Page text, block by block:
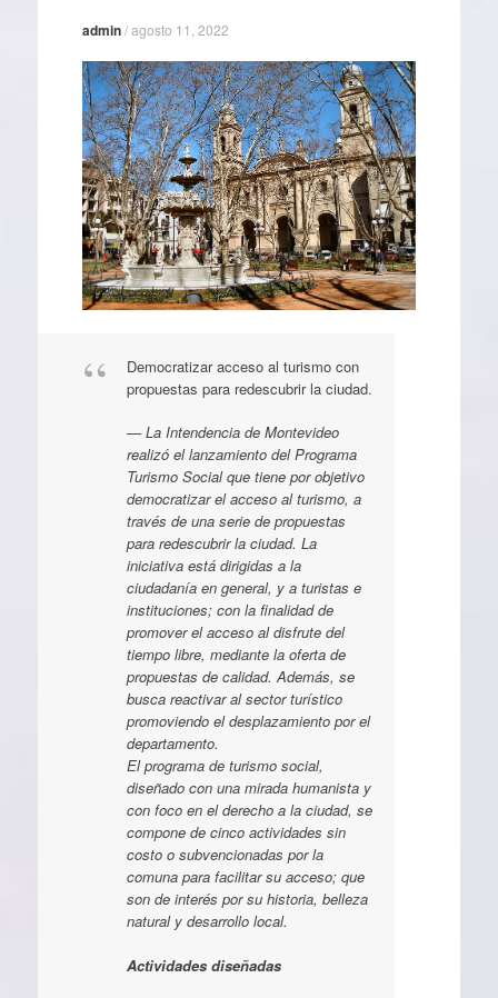
admin/agosto 11, 2022
Democratizar acceso al turismo con
propuestas para redescubrir la ciudad.
La Intendencia de Montevideo
realizó el lanzamiento del Programa
Turismo Social que tiene por objetivo
democratizar el acceso al turismo, a
través de una serie de propuestas
para redescubrir la ciudad. La
iniciativa está dirigidas a la
ciudadanía en general, y a turistas e
instituciones; con la finalidad de
promover el acceso al disfrute del
tiempo libre, mediante la oferta de
propuestas de calidad. Además, se
busca reactivar al sector turístico
promoviendo el desplazamiento por el
departamento.
El programa de turismo social,
diseñado con una mirada humanista y
con foco en el derecho a la ciudad, se
compone de cinco actividades sin
costo o subvencionadas por la
comuna para facilitar su acceso; que
son de interés por su historia, belleza
natural y desarrollo local.
Actividades diseñadas